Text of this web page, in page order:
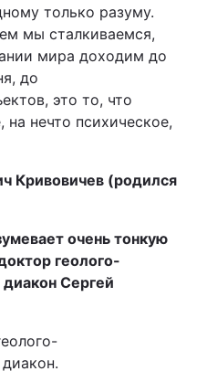
только разуму.
мы сталкиваемся,
мира доходим до
до
это то, что
нечто психическое,
Кривовичев (родился
очень тонкую
геолого-
диакон Сергей